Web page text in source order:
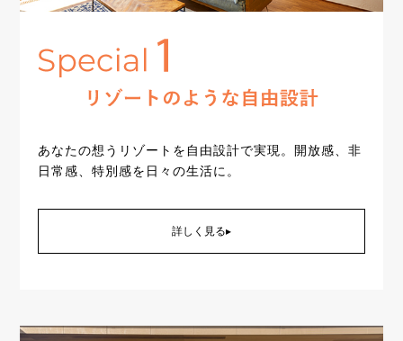
あなたの想うリゾートを自由設計で実現。開放感、非
日常感、特別感を日々の生活に。
詳しく見る▸